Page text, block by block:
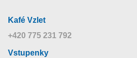
Kafé Vzlet
+420 775 231 792
Vstupenky